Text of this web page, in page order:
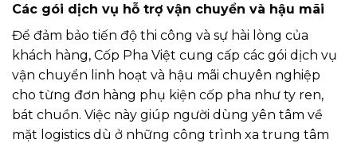
Các gói dịch vụ hỗ trợ vận chuyển và hậu mãi
Để đảm bảo tiến độ thi công và sự hài lòng của
khách hàng, Cốp Pha Việt cung cấp các gói dịch vụ
vận chuyển linh hoạt và hậu mãi chuyên nghiệp
cho từng đơn hàng phụ kiện cốp pha như ty ren,
bát chuồn. Việc này giúp người dùng yên tâm về
mặt logistics dù ở những công trình xa trung tâm